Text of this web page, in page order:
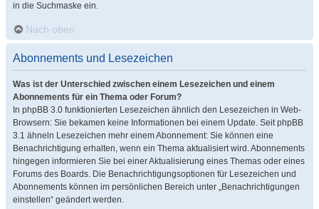
in die Suchmaske ein.
Nach oben
Abonnements und Lesezeichen
Was ist der Unterschied zwischen einem Lesezeichen und einem
Abonnements für ein Thema oder Forum?
In phpBB 3.0 funktionierten Lesezeichen ähnlich den Lesezeichen in Web-
Browsern: Sie bekamen keine Informationen bei einem Update. Seit phpBB
3.1 ähneln Lesezeichen mehr einem Abonnement: Sie können eine
Benachrichtigung erhalten, wenn ein Thema aktualisiert wird. Abonnements
hingegen informieren Sie bei einer Aktualisierung eines Themas oder eines
Forums des Boards. Die Benachrichtigungsoptionen für Lesezeichen und
Abonnements können im persönlichen Bereich unter „Benachrichtigungen
einstellen“ geändert werden.